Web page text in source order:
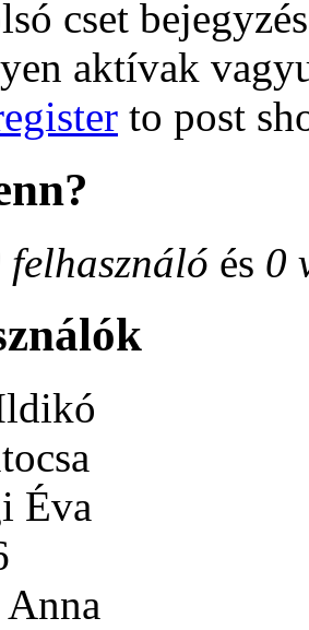
cset
aktívak
to post
felhasználó és 0
Éva